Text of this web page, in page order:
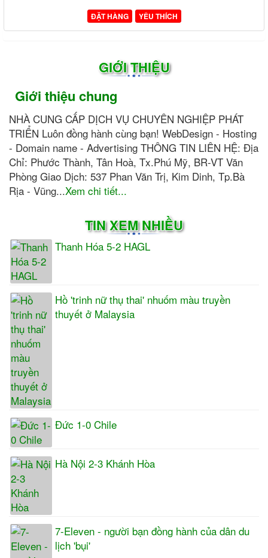
ĐẶT HÀNG YÊU THÍCH
GIỚI THIỆU
Giới thiệu chung
NHÀ CUNG CẤP DỊCH VỤ CHUYÊN NGHIỆP PHÁT
TRIỂN Luôn đồng hành cùng bạn! WebDesign - Hosting
- Domain name - Advertising THÔNG TIN LIÊN HỆ: Địa
Chỉ: Phước Thành, Tân Hoà, Tx.Phú Mỹ, BR-VT Văn
Phòng Giao Dịch: 537 Phan Văn Trị, Kim Dinh, Tp.Bà
Rịa - Vũng...Xem chi tiết...
TIN XEM NHIỀU
Thanh Hóa 5-2 HAGL
Hồ 'trinh nữ thụ thai' nhuốm màu truyền
thuyết ở Malaysia
Đức 1-0 Chile
Hà Nội 2-3 Khánh Hòa
7-Eleven - người bạn đồng hành của dân du
lịch 'bụi'